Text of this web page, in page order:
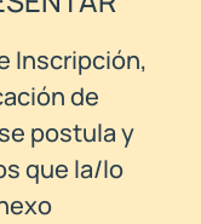
Inscripción,
de
postula y
que la/lo